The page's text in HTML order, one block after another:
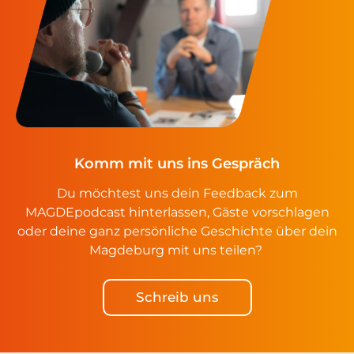
Komm mit uns ins Gespräch
Du möchtest uns dein Feedback zum
MAGDEpodcast hinterlassen, Gäste vorschlagen
oder deine ganz persönliche Geschichte über dein
Magdeburg mit uns teilen?
Schreib uns